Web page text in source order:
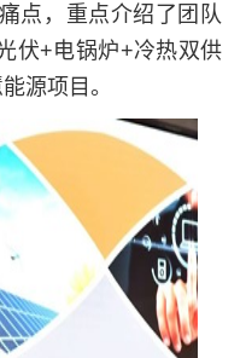
点，重点介绍了团队
伏+电锅炉+冷热双供
源项目。